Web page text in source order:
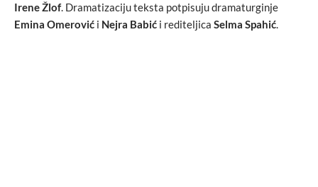
Irene Žlof. Dramatizaciju teksta potpisuju dramaturginje
Emina Omerović i Nejra Babić i rediteljica Selma Spahić.